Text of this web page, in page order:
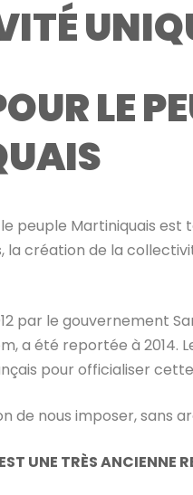
LE
peuple Martiniquais
la création de la
par le gouvernement
a été reportée à 2014.
pour officialiser
de nous imposer, sans
UNE TRÈS ANCIENNE